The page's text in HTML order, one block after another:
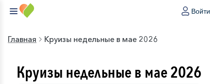
Войти
Главная Круизы недельные в мае 2026
Круизы недельные в мае 2026